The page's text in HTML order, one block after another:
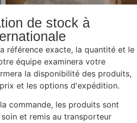
de stock à
référence exacte, la quantité et le
équipe examinera votre
la disponibilité des produits,
et les options d'expédition.
commande, les produits sont
et remis au transporteur